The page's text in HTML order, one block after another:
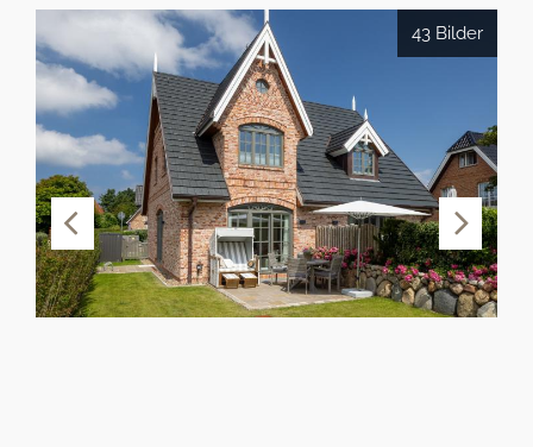
43 Bilder